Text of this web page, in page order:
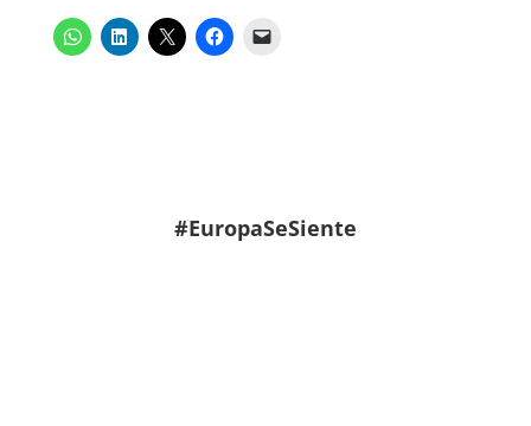
#EuropaSeSiente